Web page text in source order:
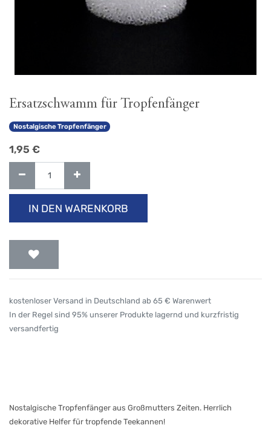
Ersatzschwamm für Tropfenfänger
Nostalgische Tropfenfänger
1,95 €
IN DEN WARENKORB
kostenloser Versand in Deutschland ab 65 € Warenwert
In der Regel sind 95% unserer Produkte lagernd und kurzfristig
versandfertig
Nostalgische Tropfenfänger aus Großmutters Zeiten. Herrlich
dekorative Helfer für tropfende Teekannen!